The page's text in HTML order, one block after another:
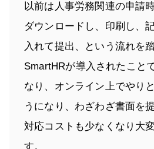
以前は人事労務関連の申請
ダウンロードし、印刷し、
入れて提出、という流れを
SmartHRが導入されたこと
なり、オンライン上でやり
うになり、わざわざ書面を
対応コストも少なくなり大
す。